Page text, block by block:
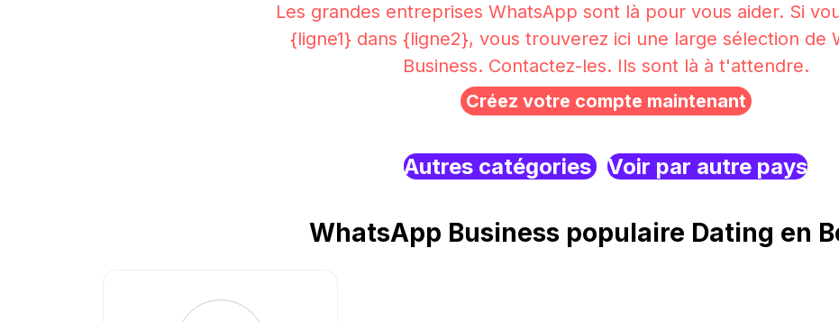
Les grandes entreprises WhatsApp sont là pour vous aider. Si
{ligne1} dans {ligne2}, vous trouverez ici une large sélection de
Business. Contactez-les. Ils sont là à t'attendre.
Créez votre compte maintenant
Autres catégories Voir par autre pays
WhatsApp Business populaire Dating en